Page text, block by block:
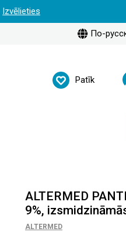
Izvēlieties
По-
Patīk
ALTERMED
9%,
ALTERMED